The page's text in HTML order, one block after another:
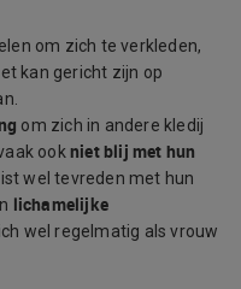
om zich te verkleden,
kan gericht zijn op
om zich in andere kledij
ook niet blij met hun
wel tevreden met hun
lichamelijke
wel regelmatig als vrouw